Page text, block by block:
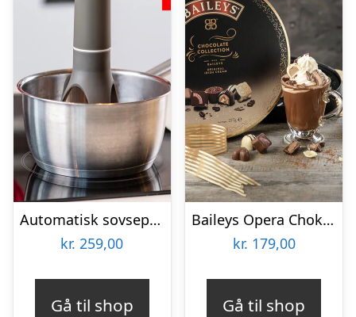
Automatisk sovsepisker – Stirr
kr. 259,00
Gå til shop
Baileys Opera Chokoladeæske
kr. 179,00
Gå til shop